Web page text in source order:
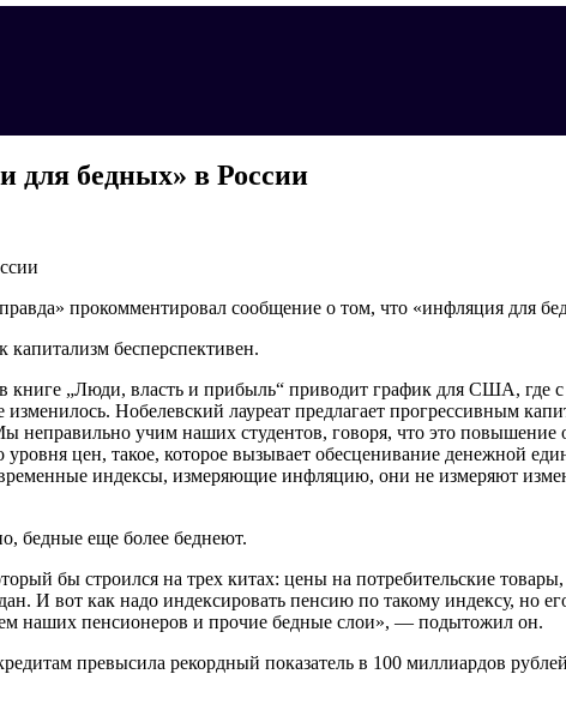
для бедных» в России
прокомментировал сообщение о том, что «инфляция для
капитализм бесперспективен.
книге „Люди, власть и прибыль“ приводит график для США, где
изменилось. Нобелевский лауреат предлагает прогрессивным
учим наших студентов, говоря, что это повышение
цен, такое, которое вызывает обесценивание денежной
индексы, измеряющие инфляцию, они не измеряют
бедные еще более беднеют.
бы строился на трех китах: цены на потребительские
И вот как надо индексировать пенсию по такому индексу, но
наших пенсионеров и прочие бедные слои», — подытожил он.
превысила рекордный показатель в 100 миллиардов